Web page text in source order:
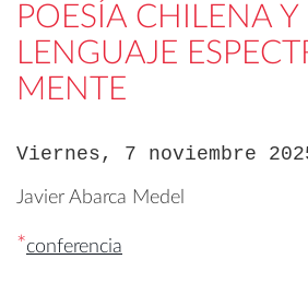
POESÍA CHILENA Y
LENGUAJE
MENTE
Viernes, 7 noviembre
Javier Abarca Medel
*conferencia